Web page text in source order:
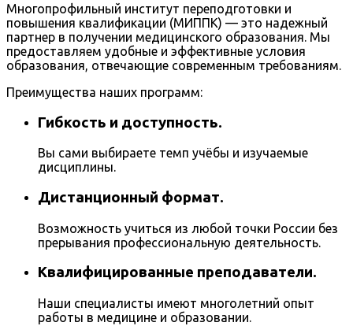
Многопрофильный институт переподготовки и
повышения квалификации (МИППК) — это надежный
партнер в получении медицинского образования. Мы
предоставляем удобные и эффективные условия
образования, отвечающие современным требованиям.
Преимущества наших программ:
Гибкость и доступность.
Вы сами выбираете темп учёбы и изучаемые
дисциплины.
Дистанционный формат.
Возможность учиться из любой точки России без
прерывания профессиональную деятельность.
Квалифицированные преподаватели.
Наши специалисты имеют многолетний опыт
работы в медицине и образовании.